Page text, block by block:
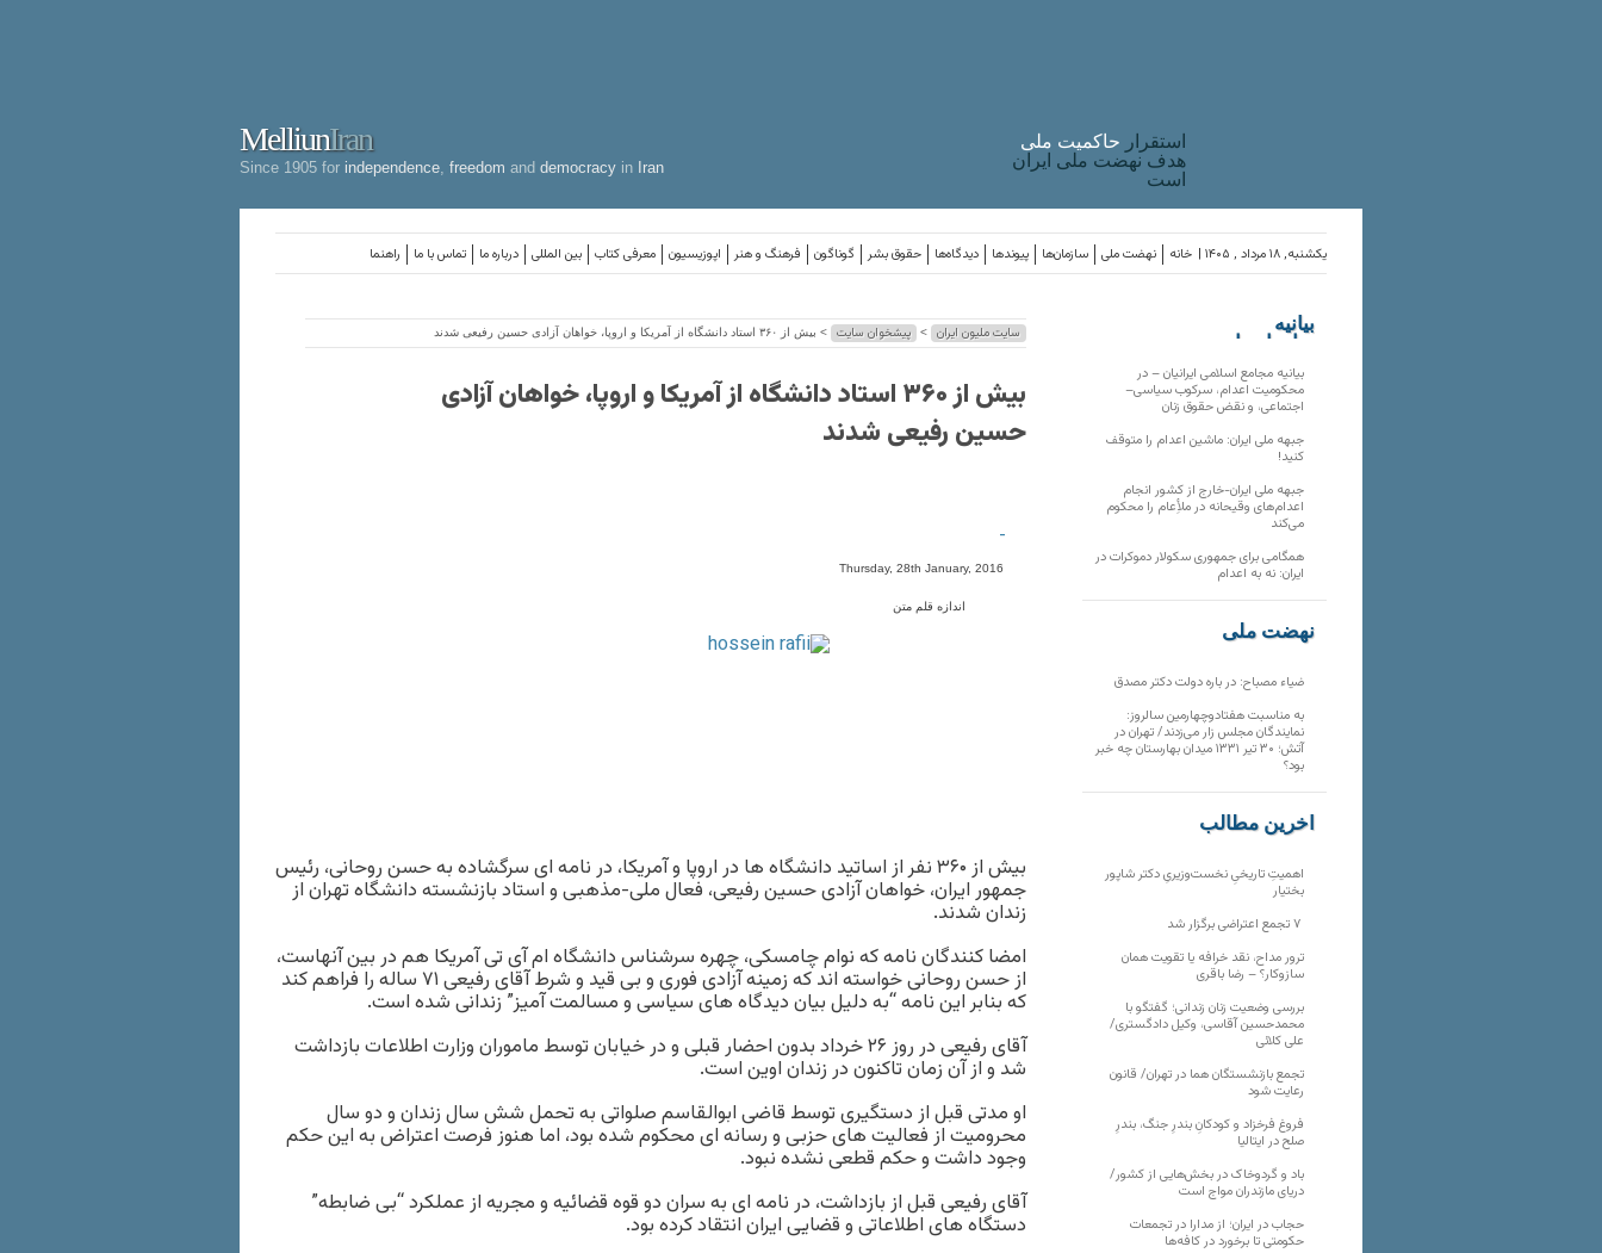
MelliunIran
Since 1905 for independence freedom and democracy in Iran
استقرار حاکميت ملی
هدف نهضت ملی ایران
است
راهنما تماس با ما درباره ما بین المللی معرفی کتاب اپوزیسیون فرهنگ و هنر گوناگون حقوق بشر دیدگاه‌ها پیوندها سازمان‌ها نهضت ملی خانه یکشنبه, ۱۸ مرداد , ۱۴۰۵ |
سایت ملیون ایران > پیشخوان سایت > بیش از ۳۶۰ استاد دانشگاه از آمریکا و اروپا، خواهان آزادی حسین رفیعی شدند
بیش از ۳۶۰ استاد دانشگاه از آمریکا و اروپا، خواهان آزادی
حسین رفیعی شدند
-
Thursday, 28th January, 2016
اندازه قلم متن
بیش از ۳۶۰ نفر از اساتید دانشگاه ها در اروپا و آمریکا، در نامه ای سرگشاده به حسن روحانی، رئیس
جمهور ایران، خواهان آزادی حسین رفیعی، فعال ملی-مذهبی و استاد بازنشسته دانشگاه تهران از
زندان شدند.
امضا کنندگان نامه که نوام چامسکی، چهره سرشناس دانشگاه ام آی تی آمریکا هم در بین آنهاست،
از حسن روحانی خواسته اند که زمینه آزادی فوری و بی قید و شرط آقای رفیعی ۷۱ ساله را فراهم کند
که بنابر این نامه “به دلیل بیان دیدگاه های سیاسی و مسالمت آمیز” زندانی شده است.
آقای رفیعی در روز ۲۶ خرداد بدون احضار قبلی و در خیابان توسط ماموران وزارت اطلاعات بازداشت
شد و از آن زمان تاکنون در زندان اوین است.
او مدتی قبل از دستگیری توسط قاضی ابوالقاسم صلواتی به تحمل شش سال زندان و دو سال
محرومیت از فعالیت های حزبی و رسانه ای محکوم شده بود، اما هنوز فرصت اعتراض به این حکم
وجود داشت و حکم قطعی نشده نبود.
آقای رفیعی قبل از بازداشت، در نامه ای به سران دو قوه قضائیه و مجریه از عملکرد “بی ضابطه”
دستگاه های اطلاعاتی و قضایی ایران انتقاد کرده بود.
بیانیه
سازمان‌های
بیانیه مجامع اسلامی ایرانیان – در
محکومیت اعدام، سرکوب سیاسی–
اجتماعی، و نقض حقوق زنان
جبهه ملی ایران: ماشین اعدام را متوقف
کنید!
جبهه ملی ایران-خارج از کشور انجام
اعدام‌های وقیحانه در ملأِعام را محکوم
می‌کند
همگامی برای جمهوری سکولار دموکرات در
ایران: نه به اعدام
نهضت ملی
ضیاء مصباح: در باره دولت دکتر مصدق
به مناسبت هفتادوچهارمین سالروز:
نمایندگان مجلس زار می‌زدند/ تهران در
آتش؛ ۳۰ تیر ۱۳۳۱ میدان بهارستان چه خبر
بود؟
آخرین مطالب
اهمیتِ تاریخیِ نخست‌وزیریِ دکتر شاپور
بختیار
ترور مداح، نقد خرافه یا تقویت همان
سازوکار؟ – رضا باقری
بررسی وضعیت زنان زندانی؛ گفتگو با
محمدحسین آقاسی، وکیل دادگستری/
علی کلائی
تجمع بازنشستگان هما در تهران/ قانون
رعایت شود
فروغ فرخزاد و کودکانِ بندرِ جنگ، بندرِ
صلح در ایتالیا
باد و گردوخاک در بخش‌هایی از کشور/
دریای مازندران مواج است
حجاب در ایران؛ از مدارا در تجمعات
حکومتی تا برخورد در کافه‌ها